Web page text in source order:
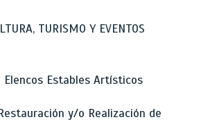
TURISMO Y EVENTOS
Elencos Estables Artísticos
y/o Realización de